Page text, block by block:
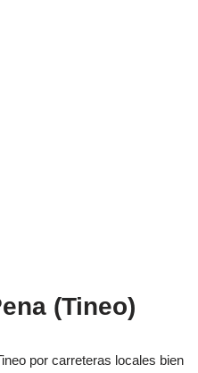
(Tineo)
por carreteras locales bien